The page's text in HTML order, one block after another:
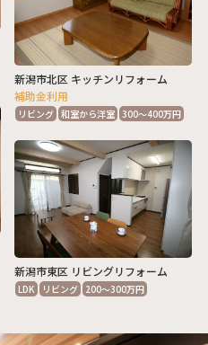
新潟市北区 キッチンリフォーム
補助金利用
リビング 和室から洋室 300～400万円
新潟市東区 リビングリフォーム
LDK リビング 200～300万円